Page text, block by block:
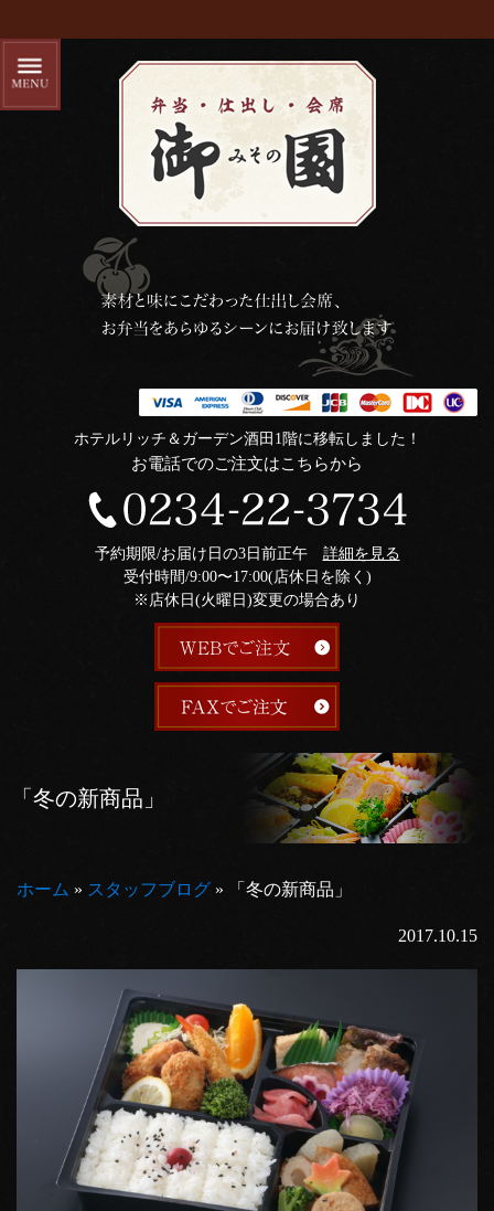
ホテルリッチ＆ガーデン酒田1階に移転しました！
お電話でのご注文はこちらから
予約期限/お届け日の3日前正午 詳細を見る
受付時間/9:00〜17:00(店休日を除く)
※店休日(火曜日)変更の場合あり
「冬の新商品」
ホーム » スタッフブログ » 「冬の新商品」
2017.10.15